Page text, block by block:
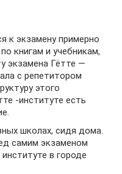
к экзамену примерно
книгам и учебникам,
экзамена Гётте —
с репетитором
этого
-институте есть
школах, сидя дома.
самим экзаменом
в городе